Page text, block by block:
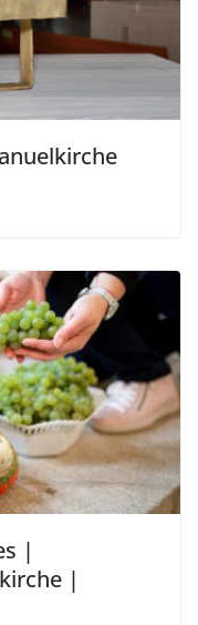
|
|